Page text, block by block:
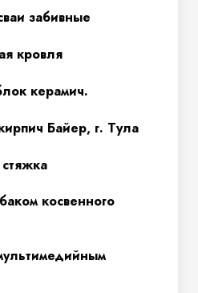
забивные
кровля
керамич.
Байер, г. Тула
косвенного